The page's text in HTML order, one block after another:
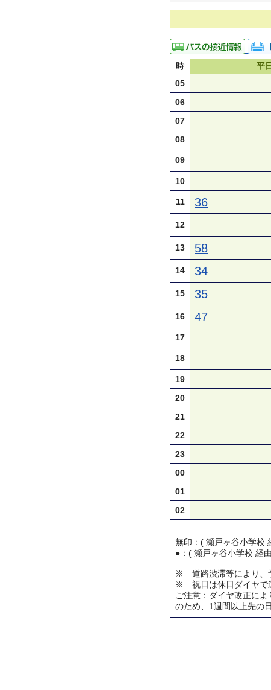
時 平日
05
06
07
08
09
10
11 36
12
13 58
14 34
15 35
16 47
17
18
19
20
21
22
23
00
01
02
無印：( 瀬戸ヶ谷小学校
●：( 瀬戸ヶ谷小学校 経
※ 道路渋滞等により、
※ 祝日は休日ダイヤで
ご注意：ダイヤ改正に
のため、1週間以上先の